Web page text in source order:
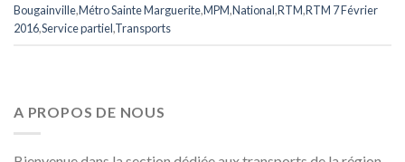
Bougainville,Métro Sainte Marguerite,MPM,National,RTM,RTM 7 Février
2016,Service partiel,Transports
A PROPOS DE NOUS